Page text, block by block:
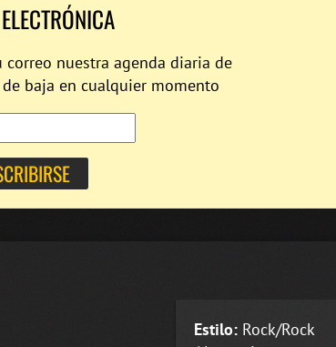
nuestra agenda diaria de
baja en cualquier momento
Estilo: Rock/Rock